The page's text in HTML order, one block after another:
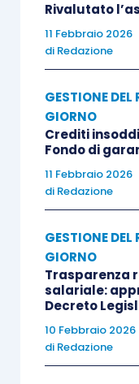
Rivalutato
11 Febbraio 2026
di Redazione
GESTIONE DEL
GIORNO
Crediti
Fondo di
11 Febbraio 2026
di Redazione
GESTIONE DEL
GIORNO
Trasparenza
salariale:
Decreto
10 Febbraio 2026
di Redazione